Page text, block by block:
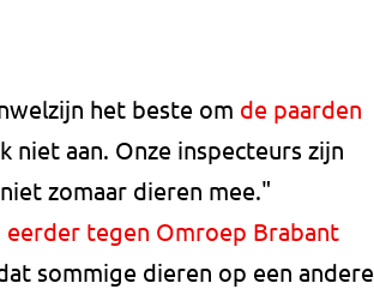
het beste om de paarden
niet aan. Onze inspecteurs zijn
zomaar dieren mee."
eerder tegen Omroep Brabant
sommige dieren op een andere